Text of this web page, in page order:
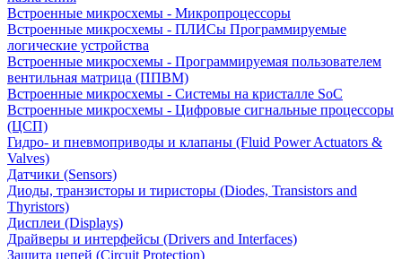
Встроенные микросхемы - Микропроцессоры
Встроенные микросхемы - ПЛИСы Программируемые
логические устройства
Встроенные микросхемы - Программируемая пользователем
вентильная матрица (ППВМ)
Встроенные микросхемы - Системы на кристалле SoC
Встроенные микросхемы - Цифровые сигнальные процессоры
(ЦСП)
Гидро- и пневмоприводы и клапаны (Fluid Power Actuators &
Valves)
Датчики (Sensors)
Диоды, транзисторы и тиристоры (Diodes, Transistors and
Thyristors)
Дисплеи (Displays)
Драйверы и интерфейсы (Drivers and Interfaces)
Защита цепей (Circuit Protection)